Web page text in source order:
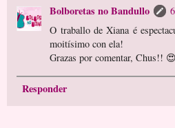
Bolboretas no Bandullo
O traballo de Xiana é
moitísimo con ela!
Grazas por comentar, Chus!! 😍
Responder